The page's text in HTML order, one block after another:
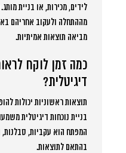
מההתחלה ולעקוב אחריהם
מביאה תוצאות אמיתיות.
כמה זמן לוקח
דיגיטלית?
תוצאות ראשוניות יכולות
המפתח הוא עקביות,
בהתאם לתוצאות.